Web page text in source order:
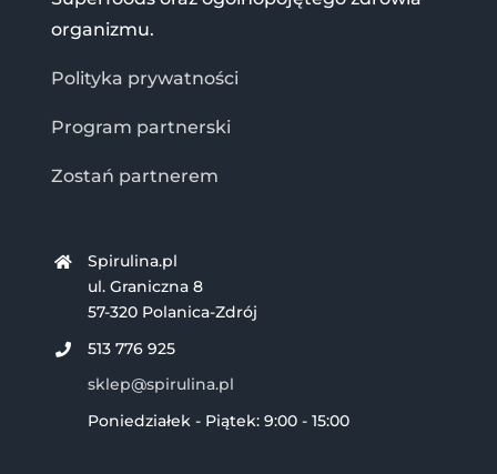
organizmu.
Polityka prywatności
Program partnerski
Zostań partnerem
Spirulina.pl
ul. Graniczna 8
57-320 Polanica-Zdrój
513 776 925
sklep@spirulina.pl
Poniedziałek - Piątek: 9:00 - 15:00